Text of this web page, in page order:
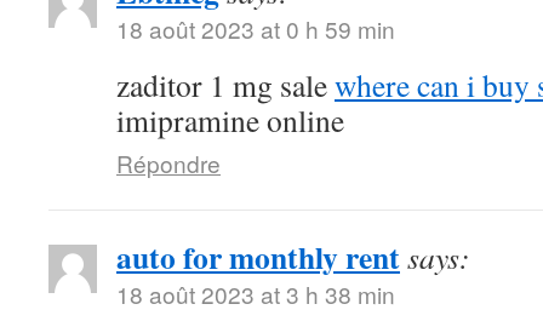
18 août 2023 at 0 h 59 min
zaditor 1 mg salewhere can i buy
imipramine online
Répondre
auto for monthly rentsays:
18 août 2023 at 3 h 38 min